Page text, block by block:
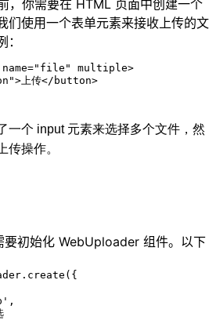
，你需要在 HTML 页面中创建一个
们使用一个表单元素来接收上传的文
multiple>
上传</button>
一个 input 元素来选择多个文件，然
传操作。
初始化 WebUploader 组件。以下